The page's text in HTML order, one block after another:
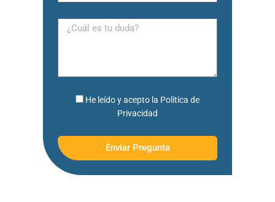
acepto
la
Política
He leído y acepto la Política de
Privacidad
Enviar Pregunta